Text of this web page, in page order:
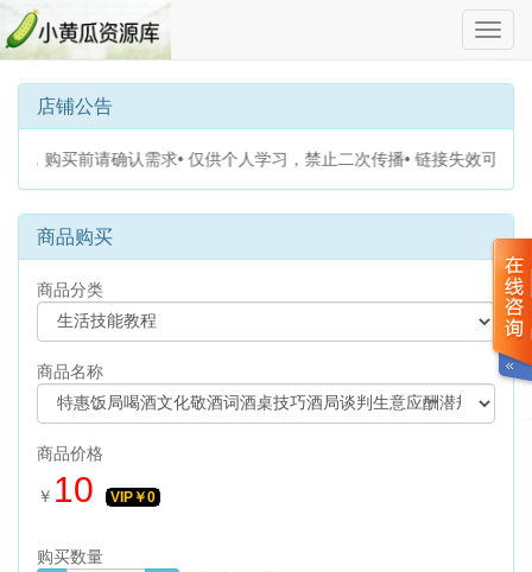
切
换
导
店铺公告
购买前请确认需求• 仅供个人学习，禁止二次传播• 链接失效可联系
商品购买
商品分类
商品名称
商品价格
￥ 10 VIP￥0
购买数量